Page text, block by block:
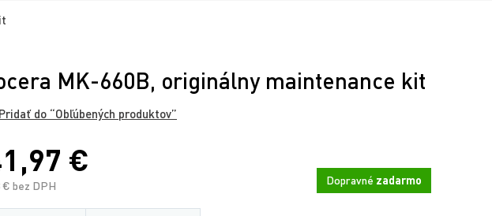
MK-660B, originálny maintenance kit
Pridať do “Obľúbených produktov”
€
€ bez DPH Dopravné zadarmo